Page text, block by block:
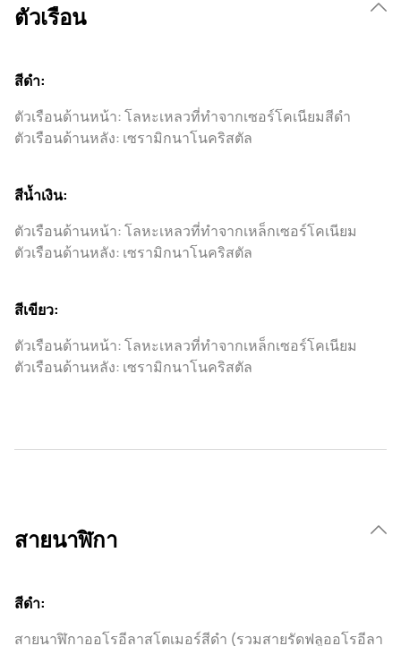
ตัวเรือน
สีดํา:
ตัวเรือนด้านหน้า: โลหะเหลวที่ทําจากเซอร์โคเนียมสีดํา
ตัวเรือนด้านหลัง: เซรามิกนาโนคริสตัล
สีน้ำเงิน:
ตัวเรือนด้านหน้า: โลหะเหลวที่ทําจากเหล็กเซอร์โคเนียม
ตัวเรือนด้านหลัง: เซรามิกนาโนคริสตัล
สีเขียว:
ตัวเรือนด้านหน้า: โลหะเหลวที่ทําจากเหล็กเซอร์โคเนียม
ตัวเรือนด้านหลัง: เซรามิกนาโนคริสตัล
สายนาฬิกา
สีดำ:
สายนาฬิกาออโรอีลาสโตเมอร์สีดำ (รวมสายรัดฟลูออโรอีลา